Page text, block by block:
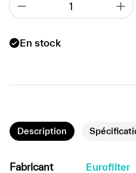
En stock
Description
Fabricant
Eurofilter